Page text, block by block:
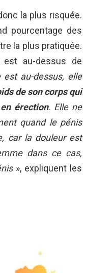
la plus risquée.
pourcentage des
la plus pratiquée.
au-dessus de
au-dessus, elle
de son corps qui
érection. Elle ne
quand le pénis
car la douleur est
dans ce cas,
», expliquent les